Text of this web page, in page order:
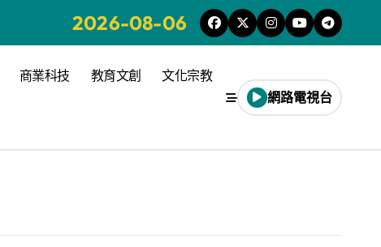
2026-08-06
商業科技 教育文創 文化宗教
網路電視台